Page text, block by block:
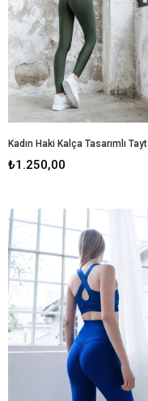
Kadın Haki Kalça Tasarımlı Tayt
₺1.250,00